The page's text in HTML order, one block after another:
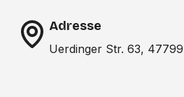
Adresse
Uerdinger Str. 63,